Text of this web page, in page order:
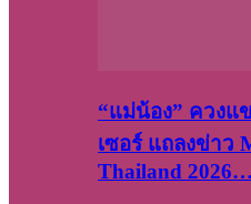
“แม่น้อง” ควงแ
เซอร์ แถลงข่าว
Thailand 2026…